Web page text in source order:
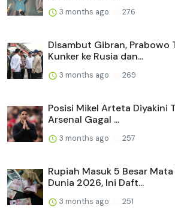
3 months ago 276
Disambut Gibran, Prabowo
Kunker ke Rusia dan...
3 months ago 269
Posisi Mikel Arteta Diyakini
Arsenal Gagal ...
3 months ago 257
Rupiah Masuk 5 Besar
Dunia 2026, Ini Daft...
3 months ago 251